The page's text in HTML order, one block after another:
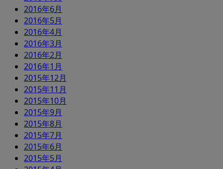
2016年6月
2016年5月
2016年4月
2016年3月
2016年2月
2016年1月
2015年12月
2015年11月
2015年10月
2015年9月
2015年8月
2015年7月
2015年6月
2015年5月